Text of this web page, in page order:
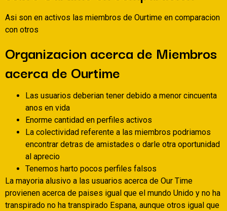
Asi son en activos las miembros de Ourtime en comparacion
con otros
Organizacion acerca de Miembros
acerca de Ourtime
Las usuarios deberi­an tener debido a menor cincuenta
anos en vida
Enorme cantidad en perfiles activos
La colectividad referente a las miembros podri­amos
encontrar detras de amistades o darle otra oportunidad
al aprecio
Tenemos harto pocos perfiles falsos
La mayoria alusivo a las usuarios acerca de Our Time
provienen acerca de paises igual que el mundo Unido y no ha
transpirado no ha transpirado Espana, aunque otros igual que